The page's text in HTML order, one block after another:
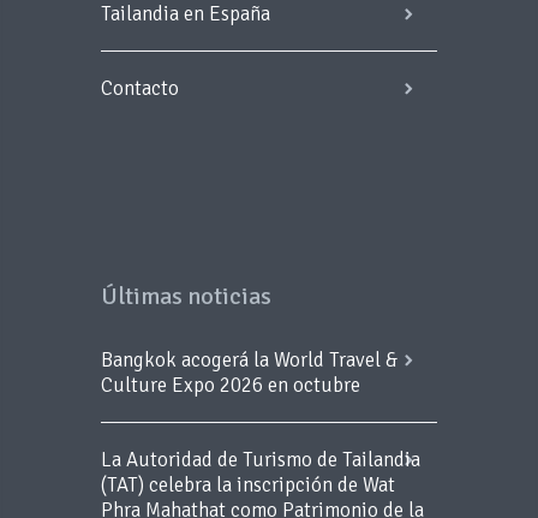
Tailandia en España
Contacto
Últimas noticias
Bangkok acogerá la World Travel &
Culture Expo 2026 en octubre
La Autoridad de Turismo de Tailandia
(TAT) celebra la inscripción de Wat
Phra Mahathat como Patrimonio de la